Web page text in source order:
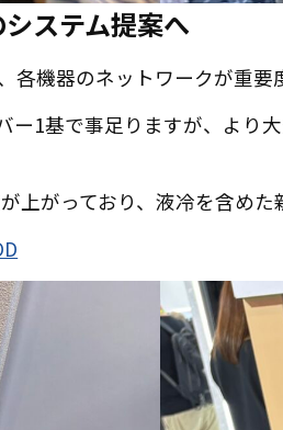
ステム提案へ
機器のネットワークが重要
1基で事足りますが、より
上がっており、液冷を含めた